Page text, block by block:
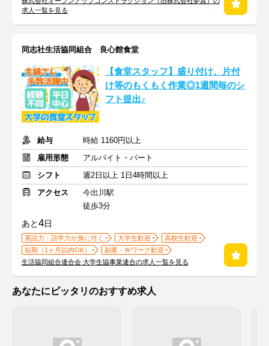
求人一覧を見る
同志社生活協同組合 良心館食堂
【食堂スタッフ】盛り付け、片付
け等のもくもく作業◎1週間毎のシ
フト提出♪
給与
時給 1160円以上
雇用形態
アルバイト・パート
シフト
週2日以上 1日4時間以上
アクセス
今出川駅
徒歩3分
あと4日
英語力・語学力が身に付く 大学生歓迎
高校生歓迎
短期（1ヶ月以内OK）
副業・Ｗワーク歓迎
生活協同組合連合会 大学生協事業連合の求人一覧を見る
あなたにピッタリのおすすめ求人